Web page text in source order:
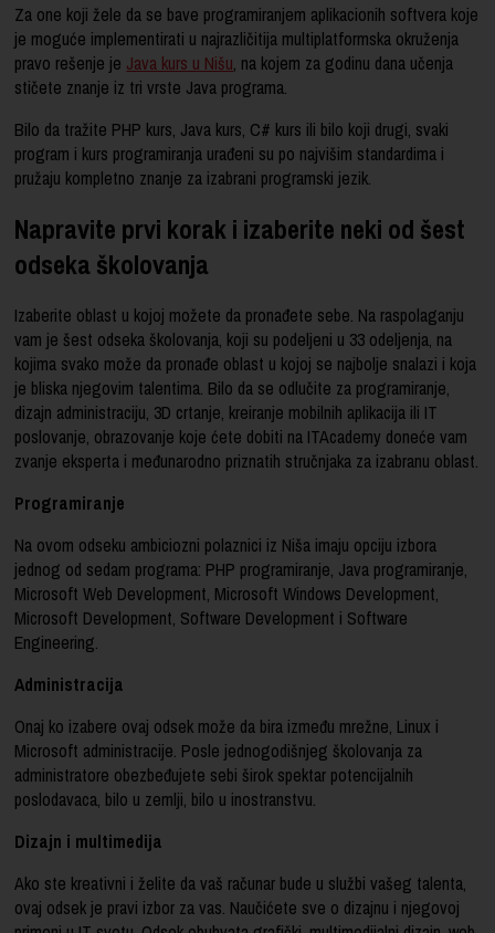
Za one koji žele da se bave programiranjem aplikacionih softvera koje
je moguće implementirati u najrazličitija multiplatformska okruženja
pravo rešenje je Java kurs u Nišu, na kojem za godinu dana učenja
stičete znanje iz tri vrste Java programa.
Bilo da tražite PHP kurs, Java kurs, C# kurs ili bilo koji drugi, svaki
program i kurs programiranja urađeni su po najvišim standardima i
pružaju kompletno znanje za izabrani programski jezik.
Napravite prvi korak i izaberite neki od šest
odseka školovanja
Izaberite oblast u kojoj možete da pronađete sebe. Na raspolaganju
vam je šest odseka školovanja, koji su podeljeni u 33 odeljenja, na
kojima svako može da pronađe oblast u kojoj se najbolje snalazi i koja
je bliska njegovim talentima. Bilo da se odlučite za programiranje,
dizajn administraciju, 3D crtanje, kreiranje mobilnih aplikacija ili IT
poslovanje, obrazovanje koje ćete dobiti na ITAcademy doneće vam
zvanje eksperta i međunarodno priznatih stručnjaka za izabranu oblast.
Programiranje
Na ovom odseku ambiciozni polaznici iz Niša imaju opciju izbora
jednog od sedam programa: PHP programiranje, Java programiranje,
Microsoft Web Development, Microsoft Windows Development,
Microsoft Development, Software Development i Software
Engineering.
Administracija
Onaj ko izabere ovaj odsek može da bira između mrežne, Linux i
Microsoft administracije. Posle jednogodišnjeg školovanja za
administratore obezbeđujete sebi širok spektar potencijalnih
poslodavaca, bilo u zemlji, bilo u inostranstvu.
Dizajn i multimedija
Ako ste kreativni i želite da vaš računar bude u službi vašeg talenta,
ovaj odsek je pravi izbor za vas. Naučićete sve o dizajnu i njegovoj